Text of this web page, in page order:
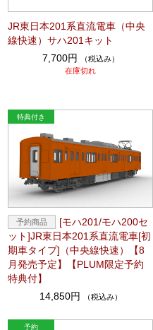
JR東日本201系直流電車（中央
線快速）サハ201キット
7,700円
（税込み）
在庫切れ
[モハ201/モハ200セ
ット]JR東日本201系直流電車[初
期車タイプ]（中央線快速）【8
月発売予定】【PLUM限定予約
特典付】
14,850円
（税込み）